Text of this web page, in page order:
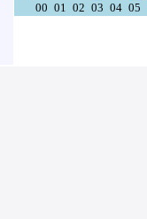
00 01 02 03 04 05